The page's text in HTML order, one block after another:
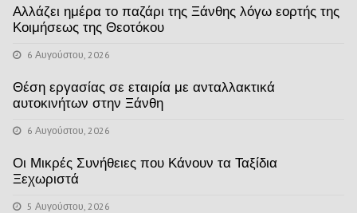
Αλλάζει ημέρα το παζάρι της Ξάνθης λόγω εορτής της
Κοιμήσεως της Θεοτόκου
6 Αυγούστου, 2026
Θέση εργασίας σε εταιρία με ανταλλακτικά
αυτοκινήτων στην Ξάνθη
6 Αυγούστου, 2026
Οι Μικρές Συνήθειες που Κάνουν τα Ταξίδια
Ξεχωριστά
5 Αυγούστου, 2026